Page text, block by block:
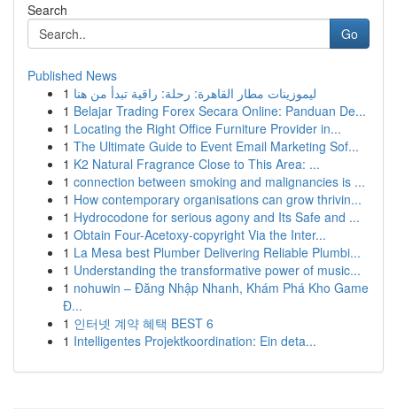
Search
Go
Published News
1 ليموزينات مطار القاهرة: رحلة: راقية تبدأ من هنا
1 Belajar Trading Forex Secara Online: Panduan De...
1 Locating the Right Office Furniture Provider in...
1 The Ultimate Guide to Event Email Marketing Sof...
1 K2 Natural Fragrance Close to This Area: ...
1 connection between smoking and malignancies is ...
1 How contemporary organisations can grow thrivin...
1 Hydrocodone for serious agony and Its Safe and ...
1 Obtain Four-Acetoxy-copyright Via the Inter...
1 La Mesa best Plumber Delivering Reliable Plumbi...
1 Understanding the transformative power of music...
1 nohuwin – Đăng Nhập Nhanh, Khám Phá Kho Game
Đ...
1 인터넷 계약 혜택 BEST 6
1 Intelligentes Projektkoordination: Ein deta...